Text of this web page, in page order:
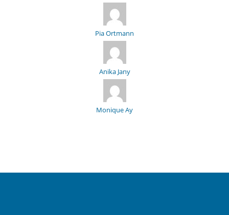
Pia Ortmann
Anika Jany
Monique Ay